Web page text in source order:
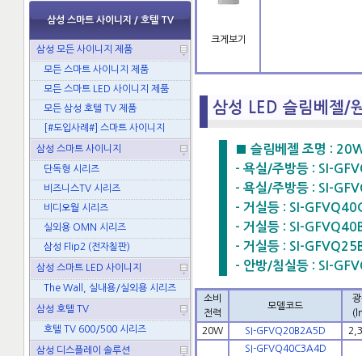
삼성 스마트 사이니지 / 호텔 TV
삼성 모든 사이니지 제품
모든 스마트 사이니지 제품
모든 스마트 LED 사이니지 제품
모든 삼성 호텔 TV 제품
[#도입사례#] 스마트 사이니지
삼성 스마트 사이니지
단독형 시리즈
비즈니스TV 시리즈
비디오월 시리즈
실외용 OMN 시리즈
삼성 Flip2 (전자칠판)
삼성 스마트 LED 사이니지
The Wall, 실내용/실외용 시리즈
삼성 호텔 TV
호텔 TV 600/500 시리즈
삼성 디스플레이 솔루션
크게보기
삼성 LED 슬림베젤/
■ 슬림베젤 조명 :
- 욕실/주방등 : SI-
- 욕실/주방등 : SI-
- 거실등 : SI-
- 거실등 : SI-
- 거실등 : SI-
- 안방/침실등 : SI-
소비
전력
모델코드
20W
SI-GFVQ20B2A5D
SI-GFVQ40C3A4D